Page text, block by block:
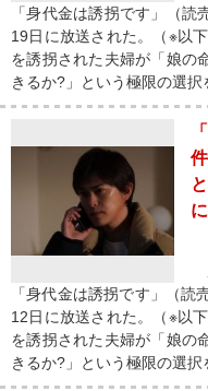
「身代金は誘拐です」（読
19日に放送された。（※以
を誘拐された夫婦が「娘の
きるか?」という極限の選択
「身代金は誘拐です」（読
12日に放送された。（※以
を誘拐された夫婦が「娘の
きるか?」という極限の選択